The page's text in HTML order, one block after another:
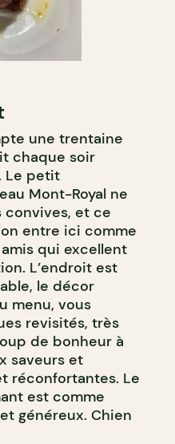
une trentaine
chaque soir
Le petit
Mont-Royal ne
convives, et ce
on entre ici comme
qui excellent
L’endroit est
le décor
menu, vous
revisités, très
de bonheur à
saveurs et
réconfortantes. Le
est comme
généreux. Chien